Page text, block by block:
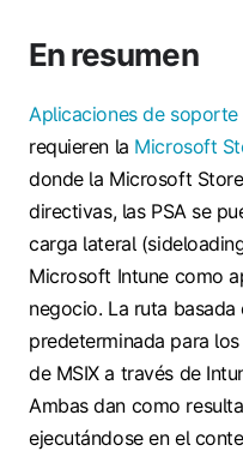
En resumen
Aplicaciones de soporte
requieren la Microsoft
donde la Microsoft
directivas, las PSA se
carga lateral
Microsoft Intune como
negocio. La ruta
predeterminada para
de MSIX a través de
Ambas dan como
ejecutándose en el